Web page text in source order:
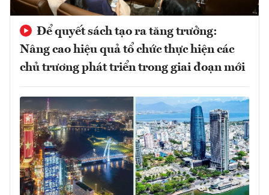
Để quyết sách tạo ra tăng trưởng:
Nâng cao hiệu quả tổ chức thực hiện các
chủ trương phát triển trong giai đoạn mới